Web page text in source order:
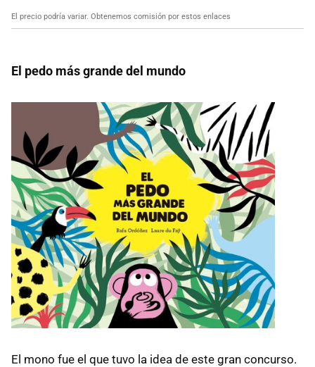
El precio podría variar. Obtenemos comisión por estos enlaces
El pedo más grande del mundo
El mono fue el que tuvo la idea de este gran concurso.